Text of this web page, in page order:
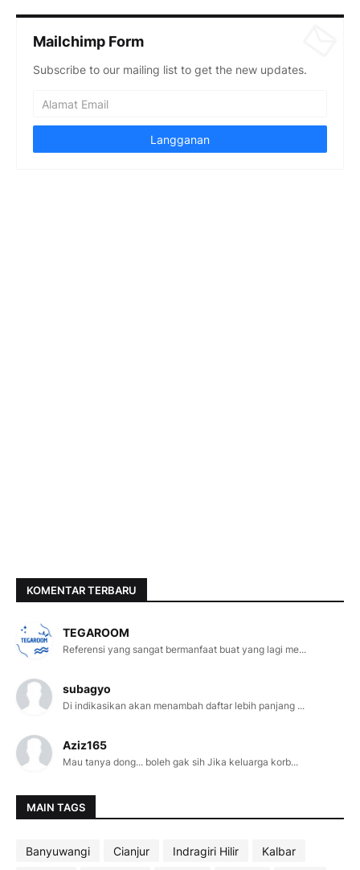
Mailchimp Form
Subscribe to our mailing list to get the new updates.
KOMENTAR TERBARU
TEGAROOM
Referensi yang sangat bermanfaat buat yang lagi me...
subagyo
Di indikasikan akan menambah daftar lebih panjang ...
Aziz165
Mau tanya dong... boleh gak sih Jika keluarga korb...
MAIN TAGS
Banyuwangi Cianjur Indragiri Hilir
Kalbar